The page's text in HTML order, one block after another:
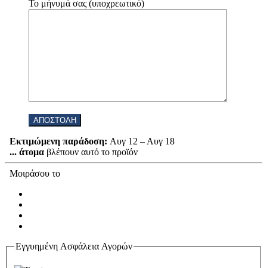
Το μήνυμά σας (υποχρεωτικό)
Εκτιμώμενη παράδοση: Αυγ 12 – Αυγ 18
... άτομα βλέπουν αυτό το προϊόν
Μοιράσου το
Εγγυημένη Ασφάλεια Αγορών